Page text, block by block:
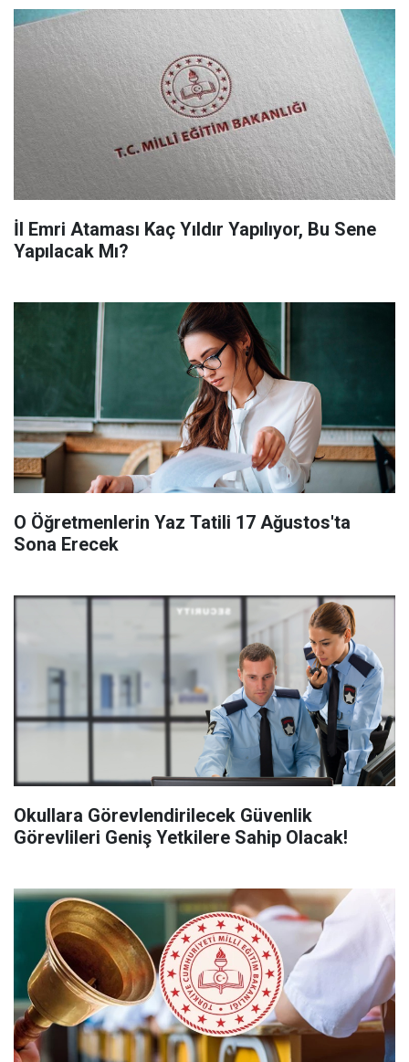
İl Emri Ataması Kaç Yıldır Yapılıyor, Bu Sene
Yapılacak Mı?
O Öğretmenlerin Yaz Tatili 17 Ağustos'ta
Sona Erecek
Okullara Görevlendirilecek Güvenlik
Görevlileri Geniş Yetkilere Sahip Olacak!